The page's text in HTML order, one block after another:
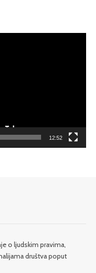
12:52
o ljudskim pravima,
društva poput